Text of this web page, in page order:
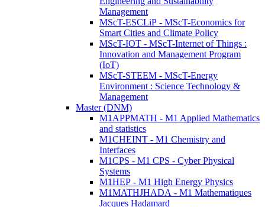
Management
MScT-ESCLiP - MScT-Economics for
Smart Cities and Climate Policy
MScT-IOT - MScT-Internet of Things :
Innovation and Management Program
(IoT)
MScT-STEEM - MScT-Energy
Environment : Science Technology &
Management
Master (DNM)
M1APPMATH - M1 Applied Mathematics
and statistics
M1CHEINT - M1 Chemistry and
Interfaces
M1CPS - M1 CPS - Cyber Physical
Systems
M1HEP - M1 High Energy Physics
M1MATHJHADA - M1 Mathematiques
Jacques Hadamard